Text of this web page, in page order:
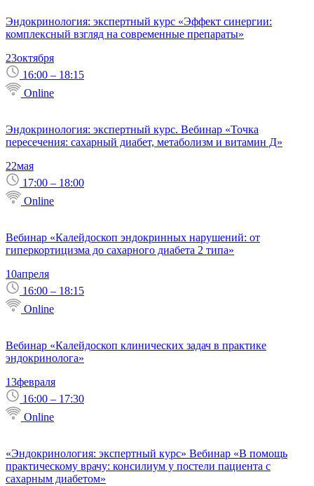
Эндокринология: экспертный курс «Эффект синергии:
комплексный взгляд на современные препараты»
23октября
16:00 – 18:15
Online
Эндокринология: экспертный курс. Вебинар «Точка
пересечения: сахарный диабет, метаболизм и витамин Д»
22мая
17:00 – 18:00
Online
Вебинар «Калейдоскоп эндокринных нарушений: от
гиперкортицизма до сахарного диабета 2 типа»
10апреля
16:00 – 18:15
Online
Вебинар «Калейдоскоп клинических задач в практике
эндокринолога»
13февраля
16:00 – 17:30
Online
«Эндокринология: экспертный курс» Вебинар «В помощь
практическому врачу: консилиум у постели пациента с
сахарным диабетом»